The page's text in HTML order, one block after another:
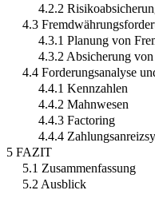
4.2.2
4.3
4.3.1 Planung von
4.3.2 Absicherung
4.4 Forderungsanalyse
4.4.1 Kennzahlen
4.4.2 Mahnwesen
4.4.3 Factoring
4.4.4
5 FAZIT
5.1 Zusammenfassung
5.2 Ausblick